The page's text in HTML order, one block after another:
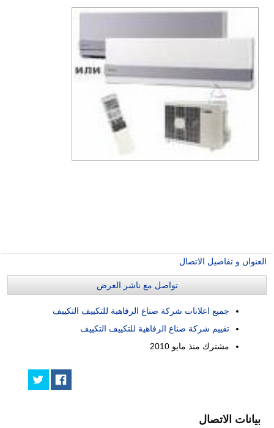
العنوان و تفاصيل الاتصال
تواصل مع ناشر العرض
جميع اعلانات شركة صناع الرفاهية للتكييف التكييف
تقييم شركة صناع الرفاهية للتكييف التكييف
مشترك منذ مايو 2010
بيانات الاتصال